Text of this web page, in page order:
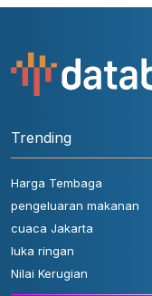
Trending
Harga Tembaga
pengeluaran makanan
cuaca Jakarta
luka ringan
Nilai Kerugian